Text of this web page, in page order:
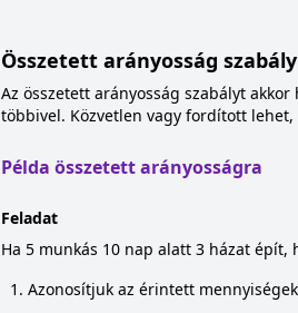
Összetett arányosság szabály
Az összetett arányosság szabályt
többivel. Közvetlen vagy fordított
Példa összetett arányosságra
Feladat
Ha 5 munkás 10 nap alatt 3 házat épít,
Azonosítjuk az érintett